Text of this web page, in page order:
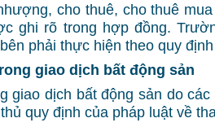
cho thuê, cho thuê
ghi rõ trong hợp đồng.
phải thực hiện theo quy
giao dịch bất động sản
giao dịch bất động sản do
quy định của pháp luật về